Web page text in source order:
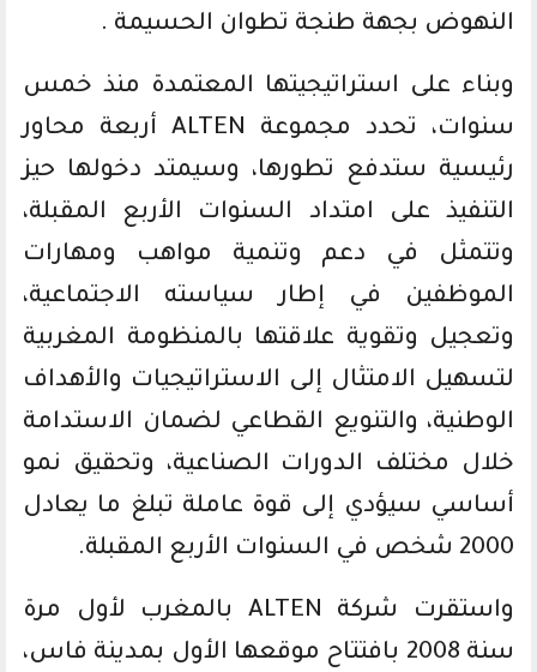
النهوض بجهة طنجة تطوان الحسيمة .
وبناء على استراتيجيتها المعتمدة منذ خمس
سنوات، تحدد مجموعة ALTEN أربعة محاور
رئيسية ستدفع تطورها، وسيمتد دخولها حيز
التنفيذ على امتداد السنوات الأربع المقبلة،
وتتمثل في دعم وتنمية مواهب ومهارات
الموظفين في إطار سياسته الاجتماعية،
وتعجيل وتقوية علاقتها بالمنظومة المغربية
لتسهيل الامتثال إلى الاستراتيجيات والأهداف
الوطنية، والتنويع القطاعي لضمان الاستدامة
خلال مختلف الدورات الصناعية، وتحقيق نمو
أساسي سيؤدي إلى قوة عاملة تبلغ ما يعادل
2000 شخص في السنوات الأربع المقبلة.
واستقرت شركة ALTEN بالمغرب لأول مرة
سنة 2008 بافتتاح موقعها الأول بمدينة فاس،